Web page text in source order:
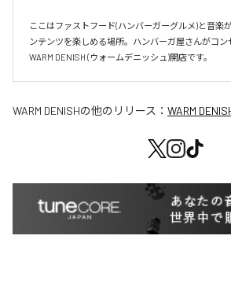
ここはファストフード(ハンバーガーグルメ)と音楽
ンテンツを楽しめる場所。ハンバーガ屋さんがコン
WARM DENISH (ウォームデニッシュ)開店です。
WARM DENISHの他のリリース： WARM